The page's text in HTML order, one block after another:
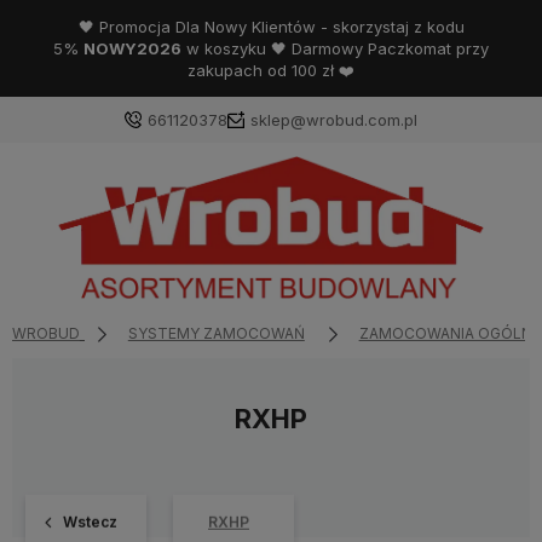
🖤 Promocja Dla Nowy Klientów - skorzystaj z kodu
5% NOWY2026 w koszyku 🖤 Darmowy Paczkomat przy
zakupach od 100 zł ❤️
661120378 sklep@wrobud.com.pl
WROBUD SYSTEMY ZAMOCOWAŃ ZAMOCOWANIA OGÓLNE
RXHP
Wstecz RXHP